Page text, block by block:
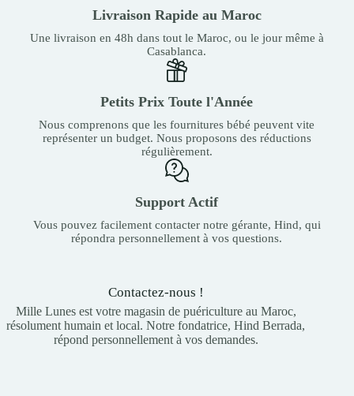
Livraison Rapide au Maroc
Une livraison en 48h dans tout le Maroc, ou le jour même à
Casablanca.
Petits Prix Toute l'Année
Nous comprenons que les fournitures bébé peuvent vite
représenter un budget. Nous proposons des réductions
régulièrement.
Support Actif
Vous pouvez facilement contacter notre gérante, Hind, qui
répondra personnellement à vos questions.
Contactez-nous !
Mille Lunes est votre magasin de puériculture au Maroc,
résolument humain et local. Notre fondatrice, Hind Berrada,
répond personnellement à vos demandes.